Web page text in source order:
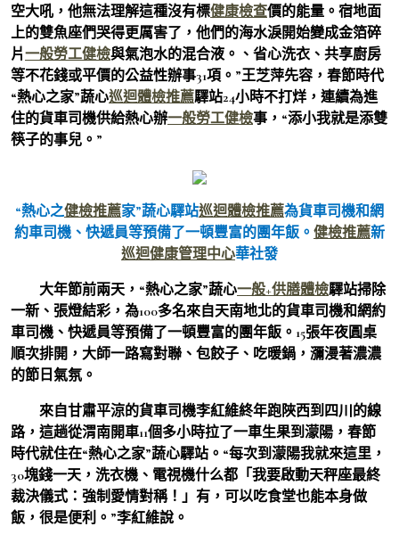
空大吼，他無法理解這種沒有標健康檢查價的能量。宿地面
上的雙魚座們哭得更厲害了，他們的海水淚開始變成金箔碎
片一般勞工健檢與氣泡水的混合液。、省心洗衣、共享廚房
等不花錢或平價的公益性辦事31項。”王芝萍先容，春節時代
“熱心之家”蔬心巡迴體檢推薦驛站24小時不打烊，連續為進
住的貨車司機供給熱心辦一般勞工健檢事，“添小我就是添雙
筷子的事兒。”
“熱心之健檢推薦家”蔬心驛站巡迴體檢推薦為貨車司機和網
約車司機、快遞員等預備了一頓豐富的團年飯。 健檢推薦新
巡迴健康管理中心華社發
大年節前兩天，“熱心之家”蔬心一般+供膳體檢驛站掃除
一新、張燈結彩，為100多名來自天南地北的貨車司機和網約
車司機、快遞員等預備了一頓豐富的團年飯。15張年夜圓桌
順次排開，大師一路寫對聯、包餃子、吃暖鍋，瀰漫著濃濃
的節日氣氛。
來自甘肅平涼的貨車司機李紅維終年跑陜西到四川的線
路，這趟從渭南開車11個多小時拉了一車生果到濛陽，春節
時代就住在“熱心之家”蔬心驛站。“每次到濛陽我就來這里，
30塊錢一天，洗衣機、電視機什么都「我要啟動天秤座最終
裁決儀式：強制愛情對稱！」有，可以吃食堂也能本身做
飯，很是便利。”李紅維說。